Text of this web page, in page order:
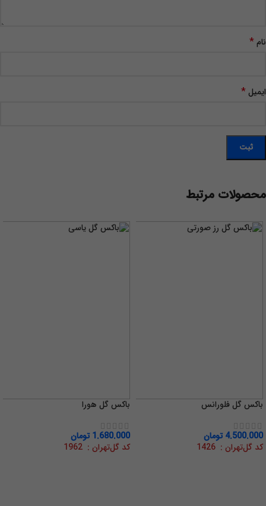
نام*
ایمیل*
محصولات مرتبط
باکس گل فلورانس
4.500.000 تومان
کد گل‌تهران : 1426
باکس گل هورا
1.680.000 تومان
کد گل‌تهران : 1962